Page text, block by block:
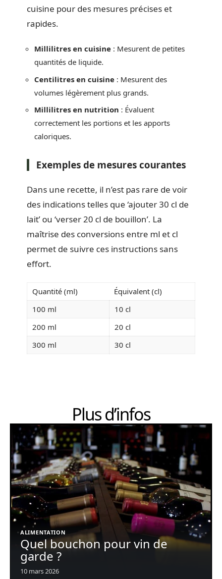
cuisine pour des mesures précises et
rapides.
Millilitres en cuisine : Mesurent de petites
quantités de liquide.
Centilitres en cuisine : Mesurent des
volumes légèrement plus grands.
Millilitres en nutrition : Évaluent
correctement les portions et les apports
caloriques.
Exemples de mesures courantes
Dans une recette, il n’est pas rare de voir
des indications telles que ‘ajouter 30 cl de
lait’ ou ‘verser 20 cl de bouillon’. La
maîtrise des conversions entre ml et cl
permet de suivre ces instructions sans
effort.
Quantité (ml)
Équivalent (cl)
100 ml
10 cl
200 ml
20 cl
300 ml
30 cl
Plus d’infos
ALIMENTATION
Quel bouchon pour vin de
garde ?
10 mars 2026